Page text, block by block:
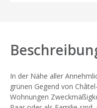
In der Nähe aller
grünen Gegend von
Wohnungen